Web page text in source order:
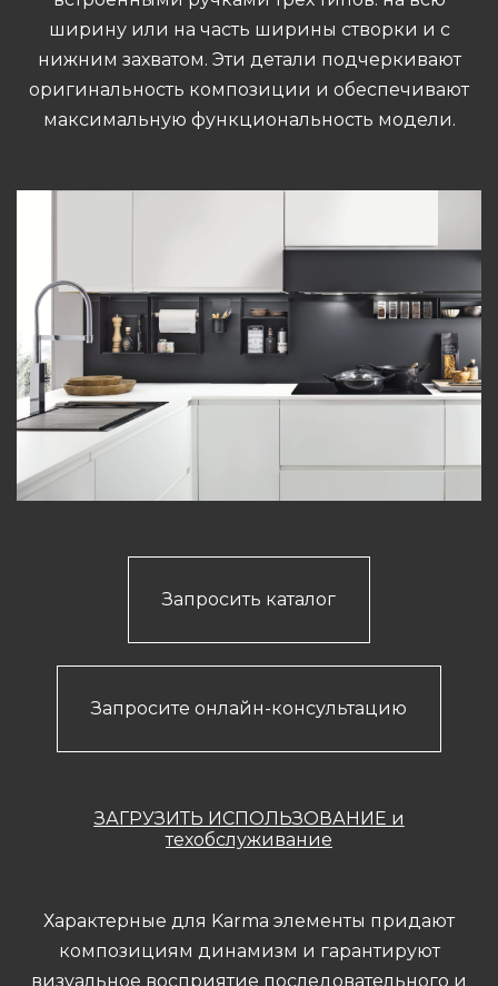
ширину или на часть ширины створки и с
нижним захватом. Эти детали подчеркивают
оригинальность композиции и обеспечивают
максимальную функциональность модели.
Запросить каталог
Запросите онлайн-консультацию
ЗАГРУЗИТЬ ИСПОЛЬЗОВАНИЕ и
техобслуживание
Характерные для Karma элементы придают
композициям динамизм и гарантируют
визуальное восприятие последовательного и